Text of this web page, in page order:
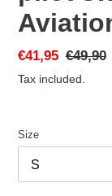
Sale
price
€41,95 Regular
price
€49,90
Tax included.
Size